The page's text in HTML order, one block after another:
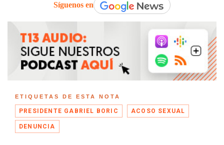
Síguenos en
ETIQUETAS DE ESTA NOTA
PRESIDENTE GABRIEL BORIC ACOSO SEXUAL
DENUNCIA